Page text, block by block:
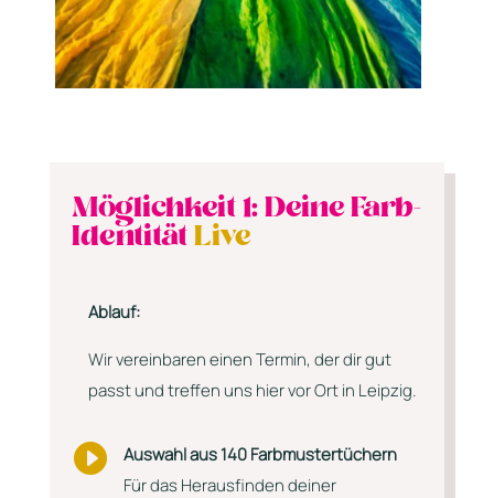
Möglichkeit 1: Deine Farb-
IdentitätLive
Ablauf:
Wir vereinbaren einen Termin, der dir gut
passt und treffen uns hier vor Ort in Leipzig.

Auswahl aus 140 Farbmustertüchern
Für das Herausfinden deiner